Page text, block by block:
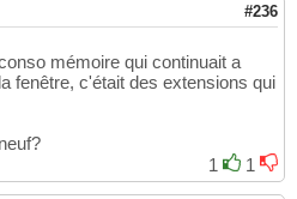
#236
mémoire qui continuait a
fenêtre, c'était des extensions qui
1
1